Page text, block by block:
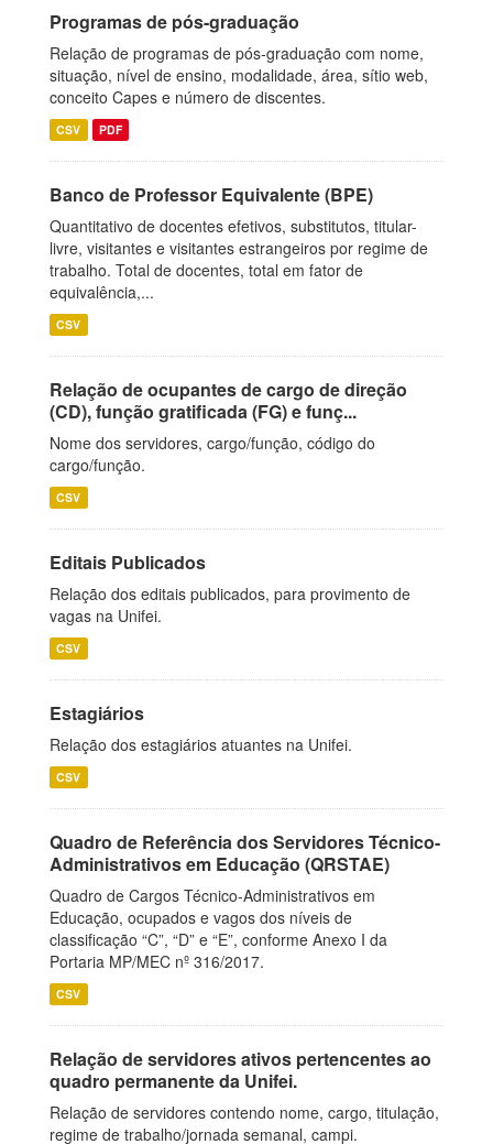
Programas de pós-graduação
Relação de programas de pós-graduação com nome,
situação, nível de ensino, modalidade, área, sítio web,
conceito Capes e número de discentes.
CSV PDF
Banco de Professor Equivalente (BPE)
Quantitativo de docentes efetivos, substitutos, titular-
livre, visitantes e visitantes estrangeiros por regime de
trabalho. Total de docentes, total em fator de
equivalência,...
CSV
Relação de ocupantes de cargo de direção
(CD), função gratificada (FG) e funç...
Nome dos servidores, cargo/função, código do
cargo/função.
CSV
Editais Publicados
Relação dos editais publicados, para provimento de
vagas na Unifei.
CSV
Estagiários
Relação dos estagiários atuantes na Unifei.
CSV
Quadro de Referência dos Servidores Técnico-
Administrativos em Educação (QRSTAE)
Quadro de Cargos Técnico-Administrativos em
Educação, ocupados e vagos dos níveis de
classificação “C”, “D” e “E”, conforme Anexo I da
Portaria MP/MEC nº 316/2017.
CSV
Relação de servidores ativos pertencentes ao
quadro permanente da Unifei.
Relação de servidores contendo nome, cargo, titulação,
regime de trabalho/jornada semanal, campi.